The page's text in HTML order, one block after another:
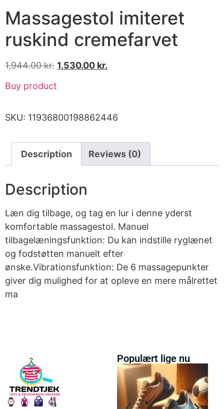
Massagestol imiteret
ruskind cremefarvet
1,944.00kr. 1,530.00 kr.
Buy product
SKU: 11936800198862446
Description Reviews (0)
Description
Læn dig tilbage, og tag en lur i denne yderst
komfortable massagestol. Manuel
tilbagelæningsfunktion: Du kan indstille ryglænet
og fodstøtten manuelt efter
ønske.Vibrationsfunktion: De 6 massagepunkter
giver dig mulighed for at opleve en mere målrettet
ma
Populært lige nu